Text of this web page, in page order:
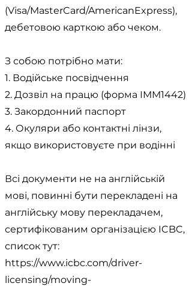
(Visa/MasterCard/AmericanExpress),
дебетовою карткою або чеком.
З собою потрібно мати:
1. Водійське посвідчення
2. Дозвіл на працю (форма ІММ1442)
3. Закордонний паспорт
4. Окуляри або контактні лінзи,
якщо використовуєте при водінні
Всі документи не на англійській
мові, повинні бути перекладені на
англійську мову перекладачем,
сертифікованим організацією ICBC,
список тут:
https://www.icbc.com/driver-
licensing/moving-